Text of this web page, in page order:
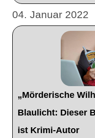
04. Januar 2022
„Mörderische
Blaulicht: Dieser
ist Krimi-Autor